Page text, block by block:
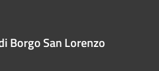
Borgo San Lorenzo